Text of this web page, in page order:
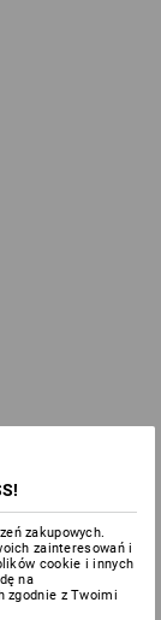
zakupowych.
zainteresowań i
cookie i innych
na
zgodnie z Twoimi